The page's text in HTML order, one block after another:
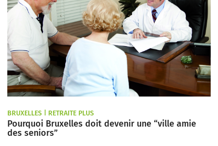
BRUXELLES | RETRAITE PLUS
Pourquoi Bruxelles doit devenir une “ville amie
des seniors”